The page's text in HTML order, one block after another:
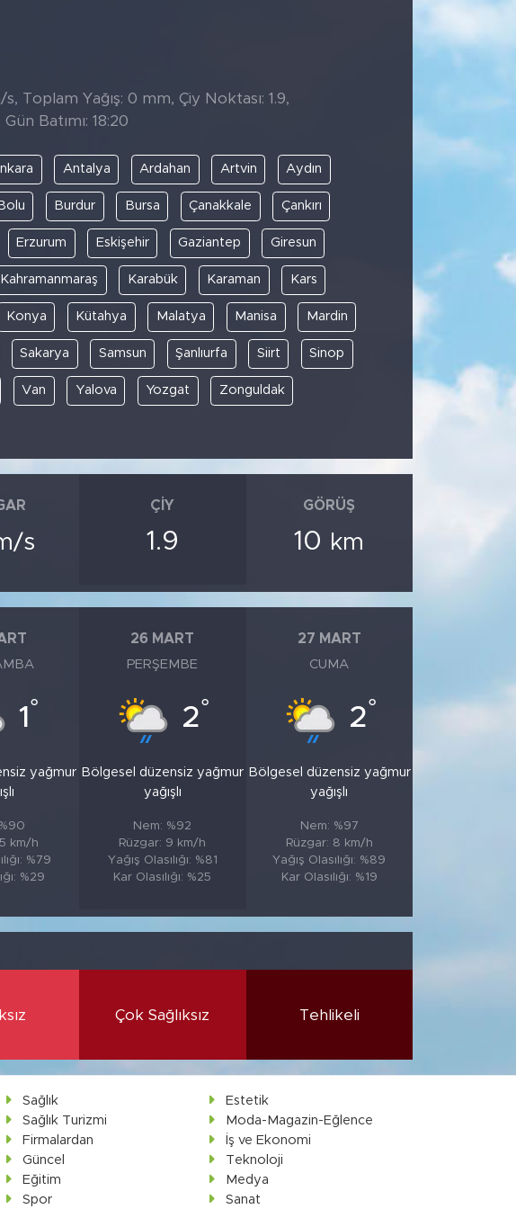
Toplam Yağış: 0 mm, Çiy Noktası: 1.9,
Batımı: 18:20
Antalya Ardahan Artvin Aydın
Bolu Burdur Bursa Çanakkale Çankırı
Erzurum Eskişehir Gaziantep Giresun
Kahramanmaraş Karabük Karaman Kars
Konya Kütahya Malatya Manisa Mardin
Sakarya Samsun Şanlıurfa Siirt Sinop
Van Yalova Yozgat Zonguldak
s
ÇIY
1.9
GÖRÜŞ
10 km
1 °
yağmur
km/h
%79
%29
26 MART
PERŞEMBE
2°
Bölgesel düzensiz yağmur
yağışlı
Nem: %92
Rüzgar: 9 km/h
Yağış Olasılığı: %81
Kar Olasılığı: %25
27 MART
CUMA
2°
Bölgesel düzensiz yağmur
yağışlı
Nem: %97
Rüzgar: 8 km/h
Yağış Olasılığı: %89
Kar Olasılığı: %19
Çok Sağlıksız Tehlikeli
Sağlık
Estetik
Sağlık Turizmi
Moda-Magazin-Eğlence
Firmalardan
İş ve Ekonomi
Güncel
Teknoloji
Eğitim
Medya
Spor
Sanat